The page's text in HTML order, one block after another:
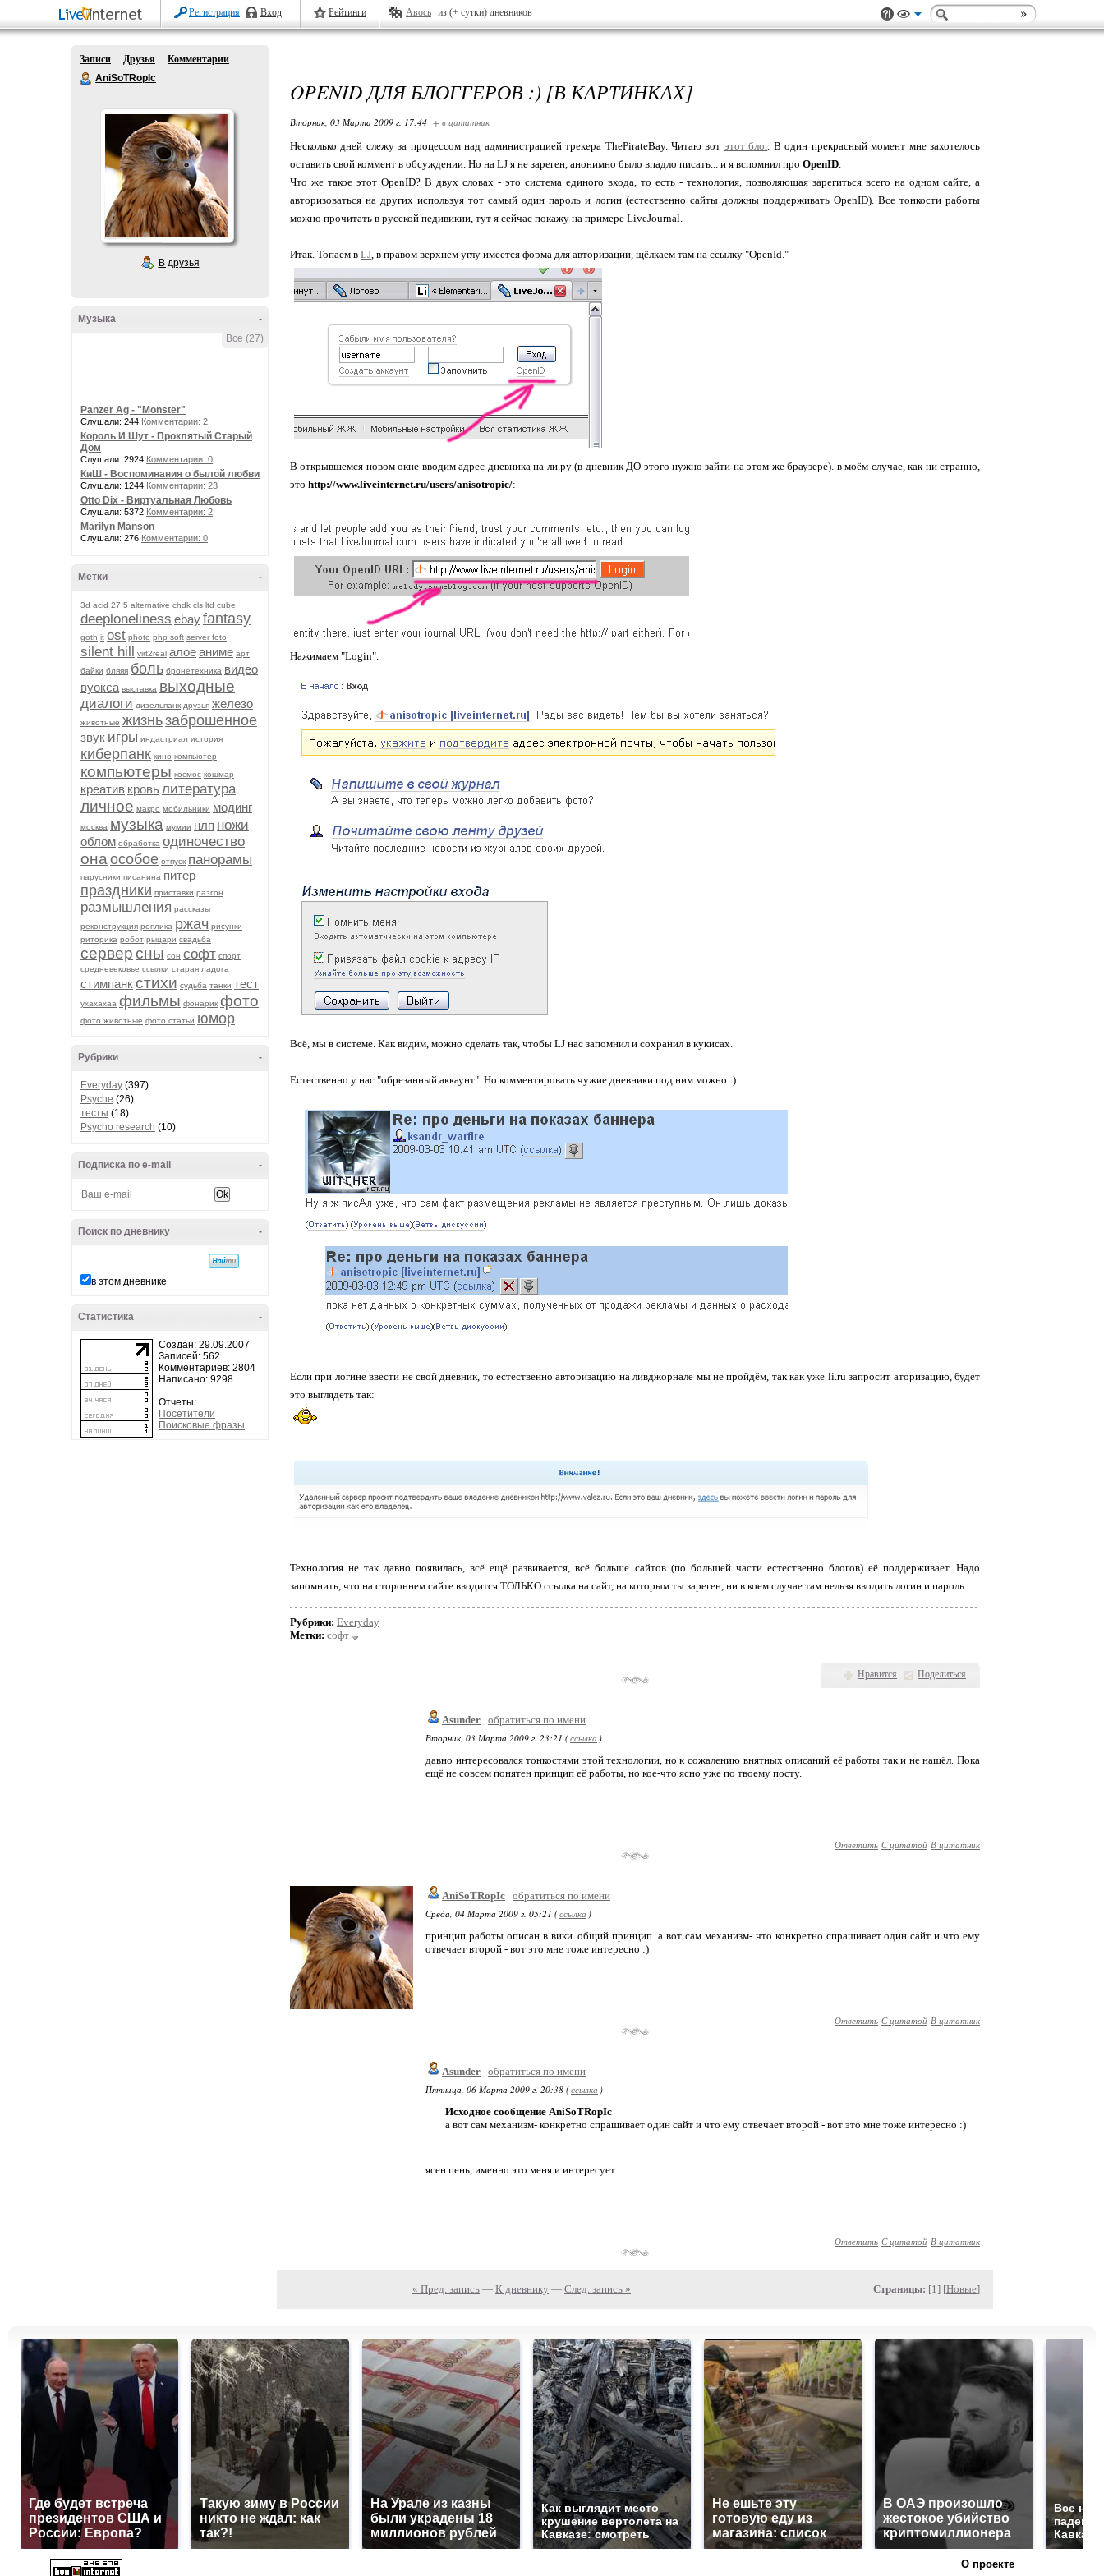
Регистрация Вход Рейтинги Авось из (+ сутки) дневников
Записи Друзья
Комментарии
AniSoTRopIc
В друзья
-
Музыка
Все (27)
Panzer Ag - "Monster"
Слушали: 244 Комментарии: 2
Король И Шут - Проклятый Старый
Дом
Слушали: 2924 Комментарии: 0
КиШ - Воспоминания о былой любви
Слушали: 1244 Комментарии: 23
Otto Dix - Виртуальная Любовь
Слушали: 5372 Комментарии: 2
Marilyn Manson
Слушали: 276 Комментарии: 0
-
Метки
3d acid 27.5 alternative chdk cls ltd cube
deeploneliness ebayfantasy
goth it ost photo php soft server foto
silent hill virt2real алоеаниме арт
байки бляяя боль бронетехника видео
вуокса выставка выходные
диалоги дизельпанк друзья железо
животные жизньзаброшенное
звук игры индастриал история
киберпанк кино компьютер
компьютеры космос кошмар
креатив кровьлитература
личное макро мобильники модинг
москва музыка мумии нлп ножи
облом обработка одиночество
она особое отпуск панорамы
парусники писанина питер
праздники приставки разгон
размышления рассказы
реконструкция реплика ржач рисунки
риторика робот рыцари свадьба
серверсны сон софт спорт
средневековье ссылки старая ладога
стимпанкстихи судьба танки тест
ухахахаа фильмы фонарик фото
фото животные фото статьи юмор
-
Рубрики
Everyday (397)
Psyche (26)
тесты (18)
Psycho research (10)
-
Подписка по e-mail
-
Поиск по дневнику
в этом дневнике
-
Статистика
Создан: 29.09.2007
Записей: 562
Комментариев: 2804
Написано: 9298
Отчеты:
Посетители
Поисковые фразы
OPENID ДЛЯ БЛОГГЕРОВ :) [В КАРТИНКАХ]
Вторник, 03 Марта 2009 г. 17:44 + в цитатник
Несколько дней слежу за процессом над администрацией трекера ThePirateBay. Читаю вот этот блог. В один прекрасный момент мне захотелось
оставить свой коммент в обсуждении. Но на LJ я не зареген, анонимно было впадло писать... и я вспомнил про OpenID.
Что же такое этот OpenID? В двух словах - это система единого входа, то есть - технология, позволяющая зарегиться всего на одном сайте, а
авторизоваться на других используя тот самый один пароль и логин (естественно сайты должны поддерживать OpenID). Все тонкости работы
можно прочитать в русской педивикии, тут я сейчас покажу на примере LiveJournal.
Итак. Топаем в LJ, в правом верхнем углу имеется форма для авторизации, щёлкаем там на ссылку "OpenId."
В открывшемся новом окне вводим адрес дневника на ли.ру (в дневник ДО этого нужно зайти на этом же браузере). в моём случае, как ни странно,
это http://www.liveinternet.ru/users/anisotropic/:
Нажимаем "Login".
Всё, мы в системе. Как видим, можно сделать так, чтобы LJ нас запомнил и сохранил в кукисах.
Естественно у нас "обрезанный аккаунт". Но комментировать чужие дневники под ним можно :)
Если при логине ввести не свой дневник, то естественно авторизацию на ливджорнале мы не пройдём, так как уже li.ru запросит аторизацию, будет
это выглядеть так:
Технология не так давно появилась, всё ещё развивается, всё больше сайтов (по большей части естественно блогов) её поддерживает. Надо
запомнить, что на стороннем сайте вводится ТОЛЬКО ссылка на сайт, на которым ты зареген, ни в коем случае там нельзя вводить логин и пароль.
Рубрики: Everyday
Метки: софт
Нравится Поделиться
Asunder обратиться по имени
Вторник, 03 Марта 2009 г. 23:21 (ссылка )
давно интересовался тонкостями этой технологии, но к сожалению внятных описаний её работы так и не нашёл. Пока
ещё не совсем понятен принцип её работы, но кое-что ясно уже по твоему посту.
Ответить С цитатой В цитатник
AniSoTRopIc обратиться по имени
Среда, 04 Марта 2009 г. 05:21 (ссылка )
принцип работы описан в вики. общий принцип. а вот сам механизм- что конкретно спрашивает один сайт и что ему
отвечает второй - вот это мне тоже интересно :)
Ответить С цитатой В цитатник
Asunder обратиться по имени
Пятница, 06 Марта 2009 г. 20:38 (ссылка )
Исходное сообщение AniSoTRopIc
а вот сам механизм- конкретно спрашивает один сайт и что ему отвечает второй - вот это мне тоже интересно :)
ясен пень, именно это меня и интересует
Ответить С цитатой В цитатник
« Пред. запись — К дневнику — След. запись » Страницы: [1] [Новые]
Где будет встреча
президентов США и
России: Европа?
Такую зиму в России
никто не ждал: как
так?!
На Урале из казны
были украдены 18
миллионов рублей
Как выглядит место
крушение вертолета на
Кавказе: смотреть
Не ешьте эту
готовую еду из
магазина: список
В ОАЭ произошло
жестокое убийство
криптомиллионера
Все
О проекте